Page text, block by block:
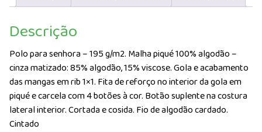
Descrição
Polo para senhora – 195 g/m2. Malha piqué 100% algodão –
cinza matizado: 85% algodão, 15% viscose. Gola e acabamento
das mangas em rib 1×1. Fita de reforço no interior da gola em
piqué e carcela com 4 botões à cor. Botão suplente na costura
lateral interior. Cortada e cosida. Fio de algodão cardado.
Cintado